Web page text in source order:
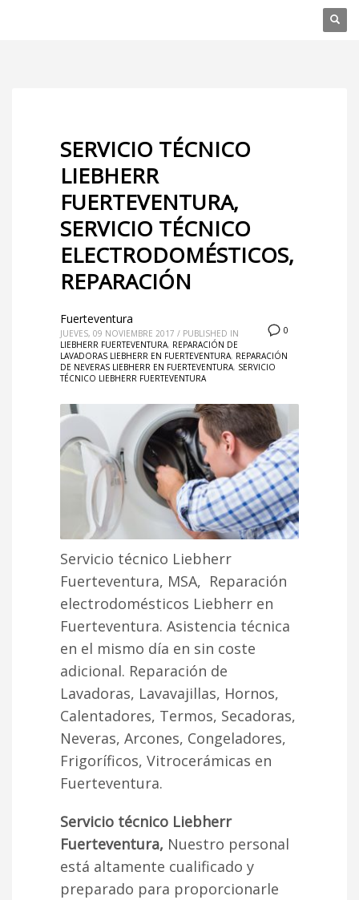
SERVICIO TÉCNICO
LIEBHERR
FUERTEVENTURA,
SERVICIO TÉCNICO
ELECTRODOMÉSTICOS,
REPARACIÓN
0
Fuerteventura
JUEVES, 09 NOVIEMBRE 2017 / PUBLISHED IN
LIEBHERR FUERTEVENTURA, REPARACIÓN DE
LAVADORAS LIEBHERR EN FUERTEVENTURA, REPARACIÓN
DE NEVERAS LIEBHERR EN FUERTEVENTURA, SERVICIO
TÉCNICO LIEBHERR FUERTEVENTURA
Servicio técnico Liebherr
Fuerteventura, MSA, Reparación
electrodomésticos Liebherr en
Fuerteventura. Asistencia técnica
en el mismo día en sin coste
adicional. Reparación de
Lavadoras, Lavavajillas, Hornos,
Calentadores, Termos, Secadoras,
Neveras, Arcones, Congeladores,
Frigoríficos, Vitrocerámicas en
Fuerteventura.
Servicio técnico Liebherr
Fuerteventura, Nuestro personal
está altamente cualificado y
preparado para proporcionarle